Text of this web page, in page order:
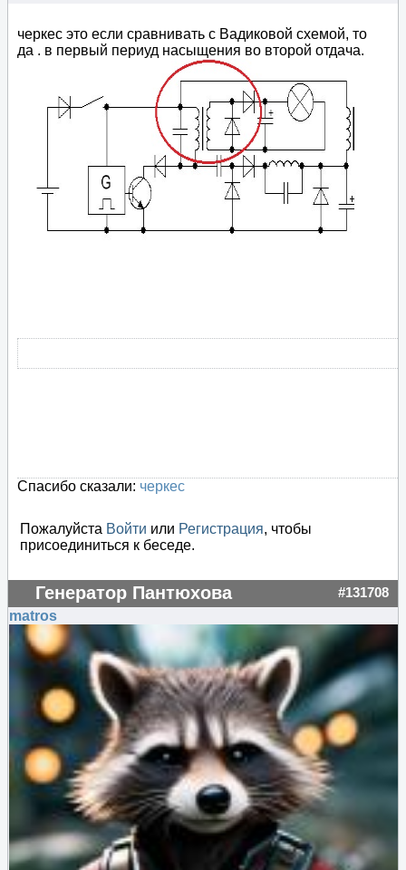
черкес это если сравнивать с Вадиковой схемой, то
да . в первый периуд насыщения во второй отдача.
Спасибо сказали: черкес
Пожалуйста Войти или Регистрация, чтобы
присоединиться к беседе.
Генератор Пантюхова #131708
matros